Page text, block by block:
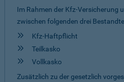
Im Rahmen der Kfz-Versicherung
zwischen folgenden drei
Kfz-Haftpflicht
Teilkasko
Vollkasko
Zusätzlich zu der gesetzlich